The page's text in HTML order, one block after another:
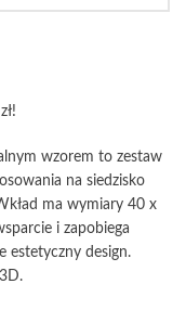
wzorem to zestaw
na siedzisko
ma wymiary 40 x
i zapobiega
estetyczny design.